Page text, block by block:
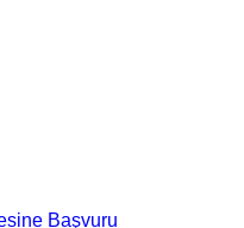
Başvuru